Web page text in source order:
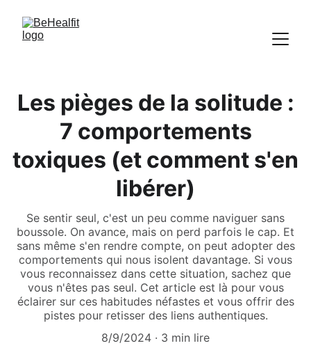
Les pièges de la solitude :
7 comportements
toxiques (et comment s'en
libérer)
Se sentir seul, c'est un peu comme naviguer sans
boussole. On avance, mais on perd parfois le cap. Et
sans même s'en rendre compte, on peut adopter des
comportements qui nous isolent davantage. Si vous
vous reconnaissez dans cette situation, sachez que
vous n'êtes pas seul. Cet article est là pour vous
éclairer sur ces habitudes néfastes et vous offrir des
pistes pour retisser des liens authentiques.
8/9/2024
3 min lire